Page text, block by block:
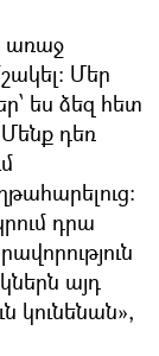
առաջ
Մեր
ես ձեզ հետ
Մենք դեռ
դրա
այդ
կունենան»,